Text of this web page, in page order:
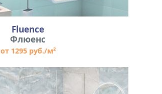
Fluence
Флюенс
от 1295 руб./м²